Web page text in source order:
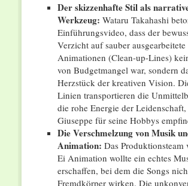
Der skizzenhafte Stil als
Werkzeug: Wataru Takahashi
Einführungsvideo, dass der
Verzicht auf sauber ausgearbeitete
Animationen (Clean-up-Lines)
von Budgetmangel war, sondern
Herzstück der kreativen Vision.
Linien transportieren die
die rohe Energie der
Giuseppe für seine Hobbys
Die Verschmelzung von Musik
Animation: Das Produktionsteam
Ei Animation wollte ein echtes
erschaffen, bei dem die Songs
Fremdkörper wirken. Die